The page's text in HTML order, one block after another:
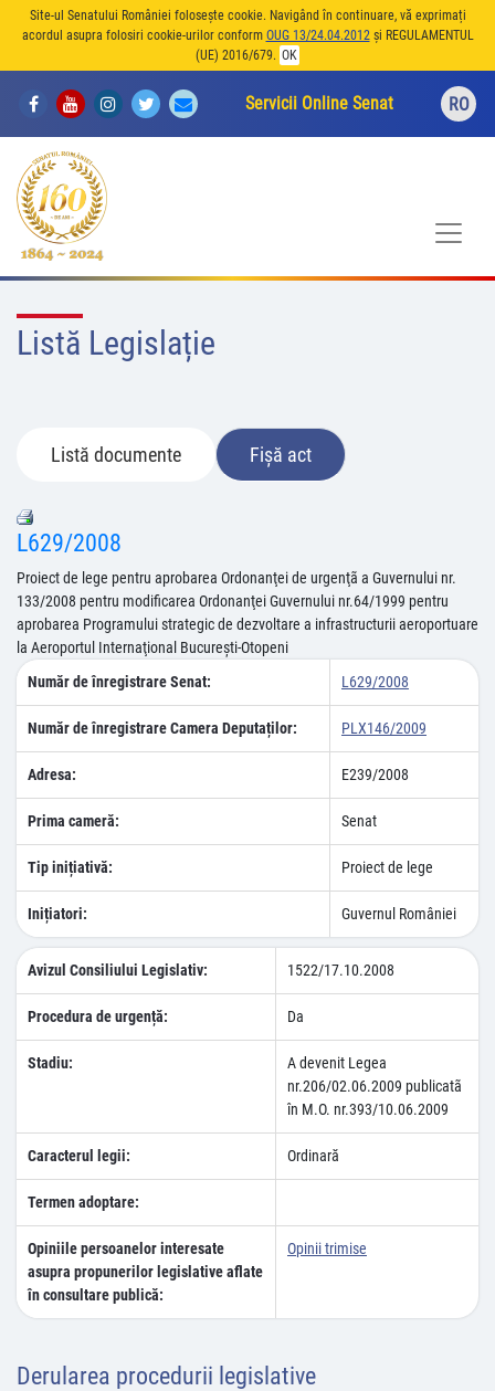
Site-ul Senatului României folosește cookie. Navigând în continuare, vă exprimați
acordul asupra folosiri cookie-urilor conform OUG 13/24.04.2012și REGULAMENTUL
(UE) 2016/679. OK
Servicii Online Senat RO
Listă Legislație
Listă documente Fișă act
L629/2008
Proiect de lege pentru aprobarea Ordonanţei de urgenţã a Guvernului nr.
133/2008 pentru modificarea Ordonanţei Guvernului nr.64/1999 pentru
aprobarea Programului strategic de dezvoltare a infrastructurii aeroportuare
la Aeroportul Internaţional Bucureşti-Otopeni
Număr de înregistrare Senat:
L629/2008
Număr de înregistrare Camera Deputaților: PLX146/2009
Adresa: E239/2008
Prima cameră: Senat
Tip inițiativă: Proiect de lege
Inițiatori: Guvernul României
Avizul Consiliului Legislativ: 1522/17.10.2008
Procedura de urgență: Da
Stadiu:
A devenit Legea
nr.206/02.06.2009 publicatã
în M.O. nr.393/10.06.2009
Caracterul legii: Ordinară
Termen adoptare:
Opiniile persoanelor interesate
asupra propunerilor legislative aflate
în consultare publică:
Opinii trimise
Derularea procedurii legislative